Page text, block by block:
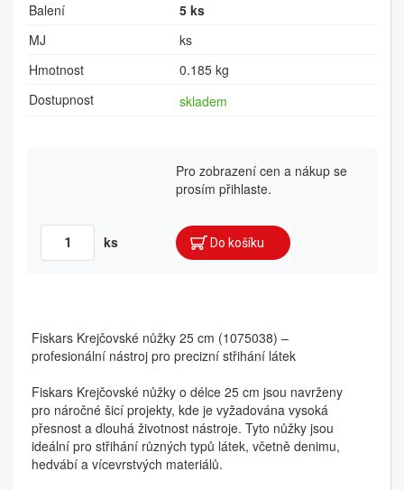
Balení
5 ks
MJ
ks
Hmotnost
0.185 kg
Dostupnost
skladem
Pro zobrazení cen a nákup se
prosím přihlaste.
ks
Fiskars Krejčovské nůžky 25 cm (1075038) –
profesionální nástroj pro precizní střihání látek
Fiskars Krejčovské nůžky o délce 25 cm jsou navrženy
pro náročné šicí projekty, kde je vyžadována vysoká
přesnost a dlouhá životnost nástroje. Tyto nůžky jsou
ideální pro střihání různých typů látek, včetně denimu,
hedvábí a vícevrstvých materiálů.